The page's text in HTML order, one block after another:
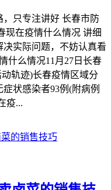
只专注讲好 长春市防
现在疫情什么情况 讲细
实际问题，不妨认真看
什么情况11月27日长春
轨迹)长春疫情区域分
状感染者93例(附病例
疫...